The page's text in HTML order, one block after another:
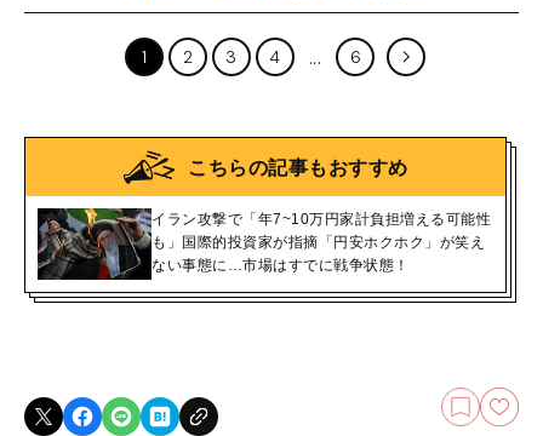
1 2 3 4 6
こちらの記事もおすすめ
イラン攻撃で「年7~10万円家計負担増える可能性
も」国際的投資家が指摘「円安ホクホク」が笑え
ない事態に…市場はすでに戦争状態！